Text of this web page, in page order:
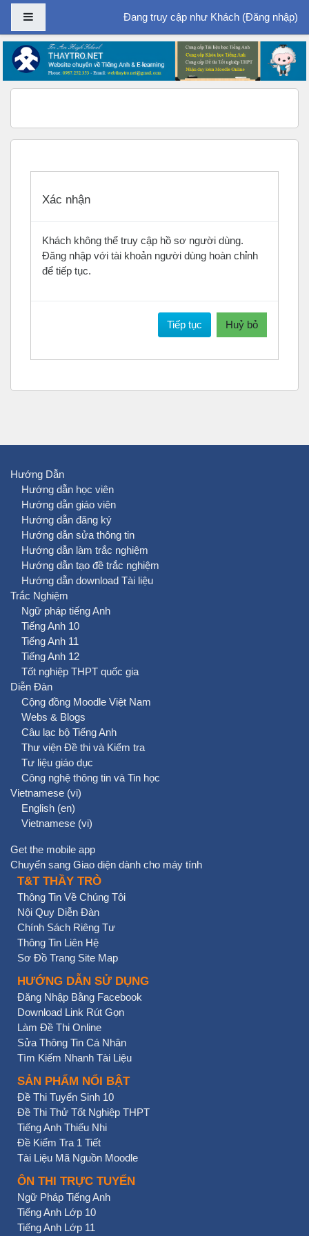
Chuyển tới nội dung chính
Bảng điều khiển cạnhĐang truy cập như Khách (Đăng nhập)
Xác nhận
Khách không thể truy cập hồ sơ người dùng.
Đăng nhập với tài khoản người dùng hoàn chỉnh
để tiếp tục.
Tiếp tục Huỷ bỏ
Hướng Dẫn
Hướng dẫn học viên
Hướng dẫn giáo viên
Hướng dẫn đăng ký
Hướng dẫn sửa thông tin
Hướng dẫn làm trắc nghiệm
Hướng dẫn tạo đề trắc nghiệm
Hướng dẫn download Tài liệu
Trắc Nghiệm
Ngữ pháp tiếng Anh
Tiếng Anh 10
Tiếng Anh 11
Tiếng Anh 12
Tốt nghiệp THPT quốc gia
Diễn Đàn
Cộng đồng Moodle Việt Nam
Webs & Blogs
Câu lạc bộ Tiếng Anh
Thư viện Đề thi và Kiểm tra
Tư liệu giáo dục
Công nghệ thông tin và Tin học
Vietnamese ‎(vi)‎
English ‎(en)‎
Vietnamese ‎(vi)‎
Get the mobile app
Chuyển sang Giao diện dành cho máy tính
T&T THẦY TRÒ
Thông Tin Về Chúng Tôi
Nội Quy Diễn Đàn
Chính Sách Riêng Tư
Thông Tin Liên Hệ
Sơ Đồ Trang Site Map
HƯỚNG DẪN SỬ DỤNG
Đăng Nhập Bằng Facebook
Download Link Rút Gọn
Làm Đề Thi Online
Sửa Thông Tin Cá Nhân
Tìm Kiếm Nhanh Tài Liệu
SẢN PHẨM NỔI BẬT
Đề Thi Tuyển Sinh 10
Đề Thi Thử Tốt Nghiệp THPT
Tiếng Anh Thiếu Nhi
Đề Kiểm Tra 1 Tiết
Tài Liệu Mã Nguồn Moodle
ÔN THI TRỰC TUYẾN
Ngữ Pháp Tiếng Anh
Tiếng Anh Lớp 10
Tiếng Anh Lớp 11